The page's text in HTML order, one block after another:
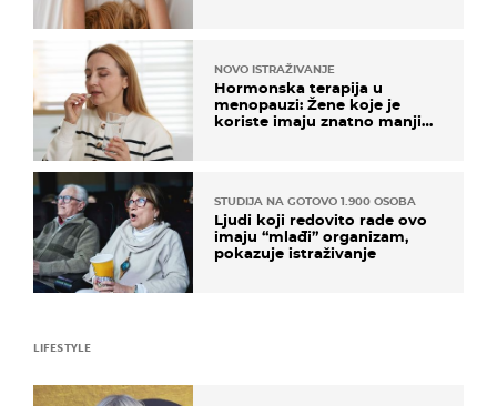
NOVO ISTRAŽIVANJE
Hormonska terapija u
menopauzi: Žene koje je
koriste imaju znatno manji
STUDIJA NA GOTOVO 1.900 OSOBA
Ljudi koji redovito rade ovo
imaju “mlađi” organizam,
pokazuje istraživanje
LIFESTYLE